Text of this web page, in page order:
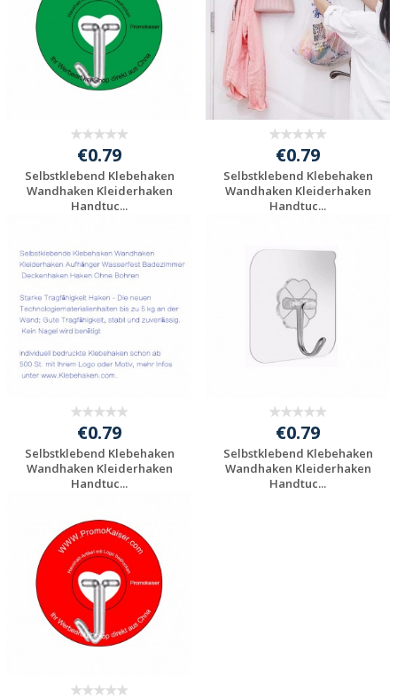
€0.79
Selbstklebend Klebehaken
Wandhaken Kleiderhaken
Handtuc...
Werbeartikel
anfragen
€0.79
Selbstklebend Klebehaken
Wandhaken Kleiderhaken
Handtuc...
Werbeartikel
€0.79
Selbstklebend Klebehaken
Wandhaken Kleiderhaken
Handtuc...
Werbeartikel
anfragen
€0.79
Selbstklebend Klebehaken
Wandhaken Kleiderhaken
Handtuc...